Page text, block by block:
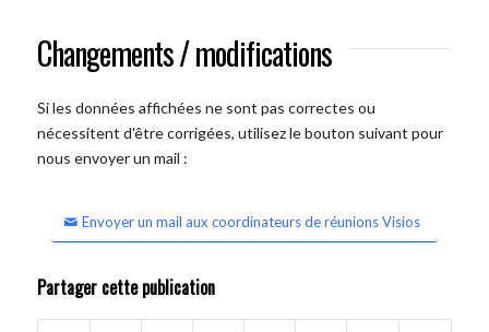
Changements / modifications
Si les données affichées ne sont pas correctes ou
nécessitent d'être corrigées, utilisez le bouton suivant pour
nous envoyer un mail :
Envoyer un mail aux coordinateurs de réunions Visios
Partager cette publication